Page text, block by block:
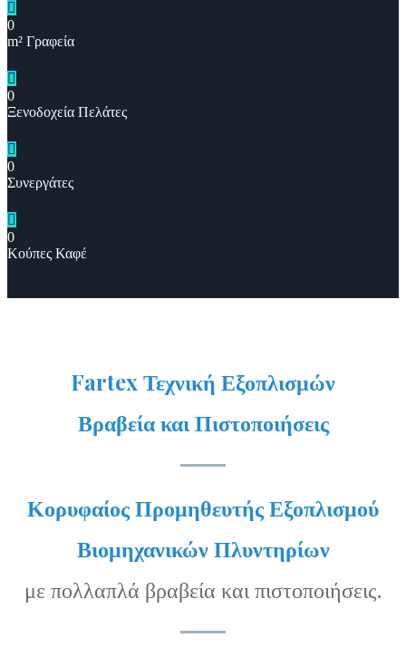
0
m² Γραφεία
0
Ξενοδοχεία Πελάτες
0
Συνεργάτες
0
Κούπες Καφέ
Fartex Τεχνική Εξοπλισμών
Βραβεία και Πιστοποιήσεις
Κορυφαίος Προμηθευτής Εξοπλισμού
Βιομηχανικών Πλυντηρίων
με πολλαπλά βραβεία και πιστοποιήσεις.